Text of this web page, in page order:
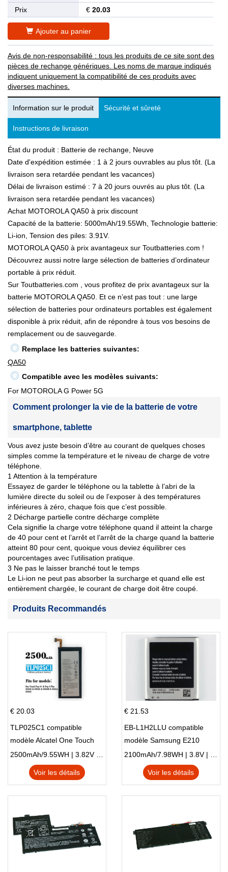
Prix
€ 20.03
Ajouter au panier
Avis de non-responsabilité : tous les produits de ce site sont des
pièces de rechange génériques. Les noms de marque indiqués
indiquent uniquement la compatibilité de ces produits avec
diverses machines.
Information sur le produit Sécurité et sûreté
Instructions de livraison
État du produit : Batterie de rechange, Neuve
Date d'expédition estimée : 1 à 2 jours ouvrables au plus tôt. (La
livraison sera retardée pendant les vacances)
Délai de livraison estimé : 7 à 20 jours ouvrés au plus tôt. (La
livraison sera retardée pendant les vacances)
Achat MOTOROLA QA50 à prix discount
Capacité de la batterie: 5000mAh/19.55Wh, Technologie batterie:
Li-ion, Tension des piles: 3.91V.
MOTOROLA QA50 à prix avantageux sur Toutbatteries.com !
Découvrez aussi notre large sélection de batteries d’ordinateur
portable à prix réduit.
Sur Toutbatteries.com , vous profitez de prix avantageux sur la
batterie MOTOROLA QA50. Et ce n’est pas tout : une large
sélection de batteries pour ordinateurs portables est également
disponible à prix réduit, afin de répondre à tous vos besoins de
remplacement ou de sauvegarde.
Remplace les batteries suivantes:
QA50
Compatible avec les modèles suivants:
For MOTOROLA G Power 5G
Comment prolonger la vie de la batterie de votre
smartphone, tablette
Vous avez juste besoin d’être au courant de quelques choses
simples comme la température et le niveau de charge de votre
téléphone.
1 Attention à la température
Essayez de garder le téléphone ou la tablette à l’abri de la
lumière directe du soleil ou de l’exposer à des températures
inférieures à zéro, chaque fois que c’est possible.
2 Décharge partielle contre décharge complète
Cela signifie la charge votre téléphone quand il atteint la charge
de 40 pour cent et l’arrêt et l’arrêt de la charge quand la batterie
atteint 80 pour cent, quoique vous deviez équilibrer ces
pourcentages avec l’utilisation pratique.
3 Ne pas le laisser branché tout le temps
Le Li-ion ne peut pas absorber la surcharge et quand elle est
entièrement chargée, le courant de charge doit être coupé.
Produits Recommandés
€ 20.03
TLP025C1 compatible
modèle Alcatel One Touch
Pop 4 Plus OT-5056D
2500mAh/9.55WH | 3.82V | Li-ion ...
Voir les détails
€ 21.53
EB-L1H2LLU compatible
modèle Samsung E210
E210K i939
2100mAh/7.98WH | 3.8V | Li-ion ...
Voir les détails